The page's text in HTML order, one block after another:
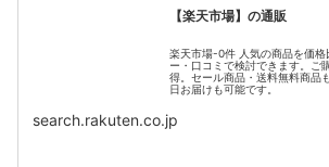
【楽天市場】の通販
楽天市場-0件 人気の商品を価格
ー・口コミで検討できます。ご
得。セール商品・送料無料商品
日お届けも可能です。
search.rakuten.co.jp